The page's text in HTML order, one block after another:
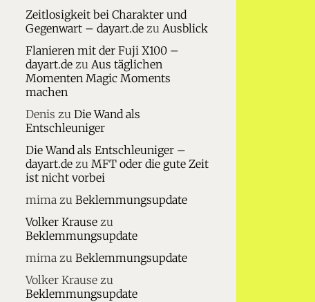
Zeitlosigkeit bei Charakter und
Gegenwart – dayart.dezu Ausblick
Flanieren mit der Fuji X100 –
dayart.dezu Aus täglichen
Momenten Magic Moments
machen
Denis zu Die Wand als
Entschleuniger
Die Wand als Entschleuniger –
dayart.dezu MFT oder die gute Zeit
ist nicht vorbei
mimazu Beklemmungsupdate
Volker Krausezu
Beklemmungsupdate
mimazu Beklemmungsupdate
Volker Krausezu
Beklemmungsupdate